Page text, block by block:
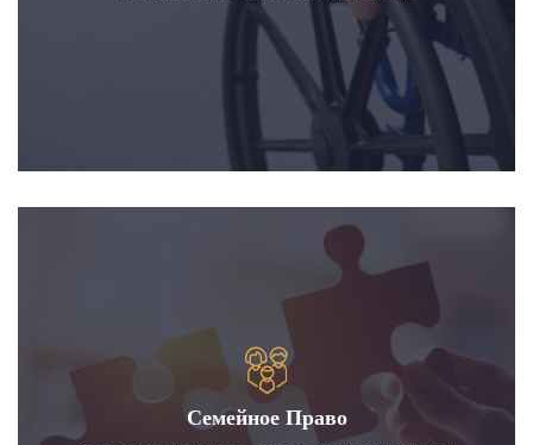
Семейное Право